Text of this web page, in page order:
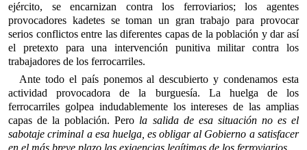
ejército, se encarnizan contra los ferroviarios; los agentes
provocadores kadetes se toman un gran trabajo para provocar
serios conflictos entre las diferentes capas de la población y dar así
el pretexto para una intervención punitiva militar contra los
trabajadores de los ferrocarriles.
Ante todo el país ponemos al descubierto y condenamos esta
actividad provocadora de la burguesía. La huelga de los
ferrocarriles golpea indudablemente los intereses de las amplias
capas de la población. Pero la salida de esa situación no es el
sabotaje criminal a esa huelga, es obligar al Gobierno a satisfacer
en el más breve plazo las exigencias legítimas de los ferroviarios.